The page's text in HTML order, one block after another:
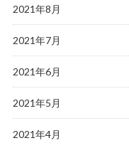
2021年8月
2021年7月
2021年6月
2021年5月
2021年4月